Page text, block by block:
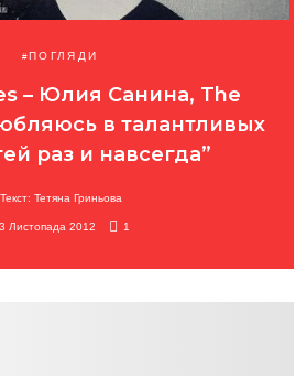
ПОГЛЯДИ
– Юлия Санина, The
в талантливых
раз и навсегда”
Текст: Тетяна Гриньова
Листопада 2012 1